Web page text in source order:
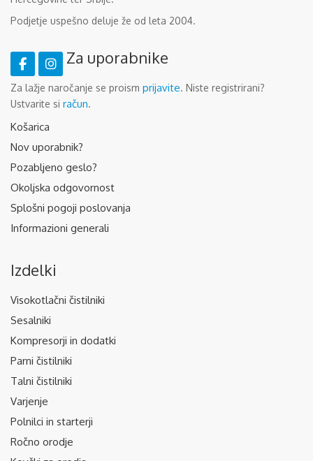
Podjetje uspešno deluje že od leta 2004.
Za uporabnike
Za lažje naročanje se proism prijavite. Niste registrirani?
Ustvarite si račun.
Košarica
Nov uporabnik?
Pozabljeno geslo?
Okoljska odgovornost
Splošni pogoji poslovanja
Informazioni generali
Izdelki
Visokotlačni čistilniki
Sesalniki
Kompresorji in dodatki
Parni čistilniki
Talni čistilniki
Varjenje
Polnilci in starterji
Ročno orodje